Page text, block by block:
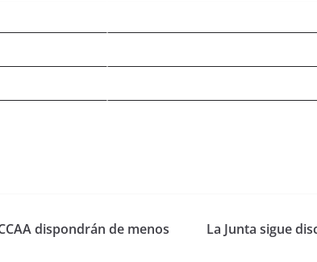
dispondrán de menos
La Junta sigue